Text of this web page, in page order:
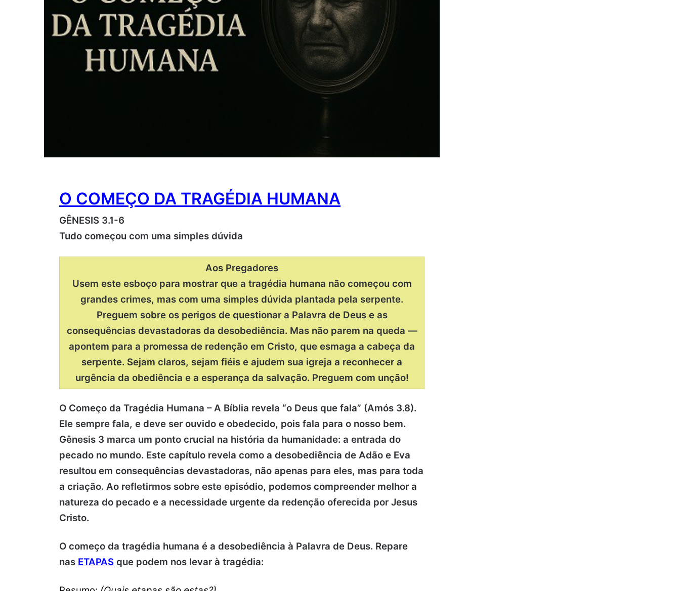
O COMEÇO DA TRAGÉDIA HUMANA
GÊNESIS 3.1-6
Tudo começou com uma simples dúvida
Aos Pregadores
Usem este esboço para mostrar que a tragédia humana não começou com
grandes crimes, mas com uma simples dúvida plantada pela serpente.
Preguem sobre os perigos de questionar a Palavra de Deus e as
consequências devastadoras da desobediência. Mas não parem na queda —
apontem para a promessa de redenção em Cristo, que esmaga a cabeça da
serpente. Sejam claros, sejam fiéis e ajudem sua igreja a reconhecer a
urgência da obediência e a esperança da salvação. Preguem com unção!
O Começo da Tragédia Humana – A Bíblia revela “o Deus que fala” (Amós 3.8).
Ele sempre fala, e deve ser ouvido e obedecido, pois fala para o nosso bem.
Gênesis 3 marca um ponto crucial na história da humanidade: a entrada do
pecado no mundo. Este capítulo revela como a desobediência de Adão e Eva
resultou em consequências devastadoras, não apenas para eles, mas para toda
a criação. Ao refletirmos sobre este episódio, podemos compreender melhor a
natureza do pecado e a necessidade urgente da redenção oferecida por Jesus
Cristo.
O começo da tragédia humana é a desobediência à Palavra de Deus. Repare
nas ETAPAS que podem nos levar à tragédia: